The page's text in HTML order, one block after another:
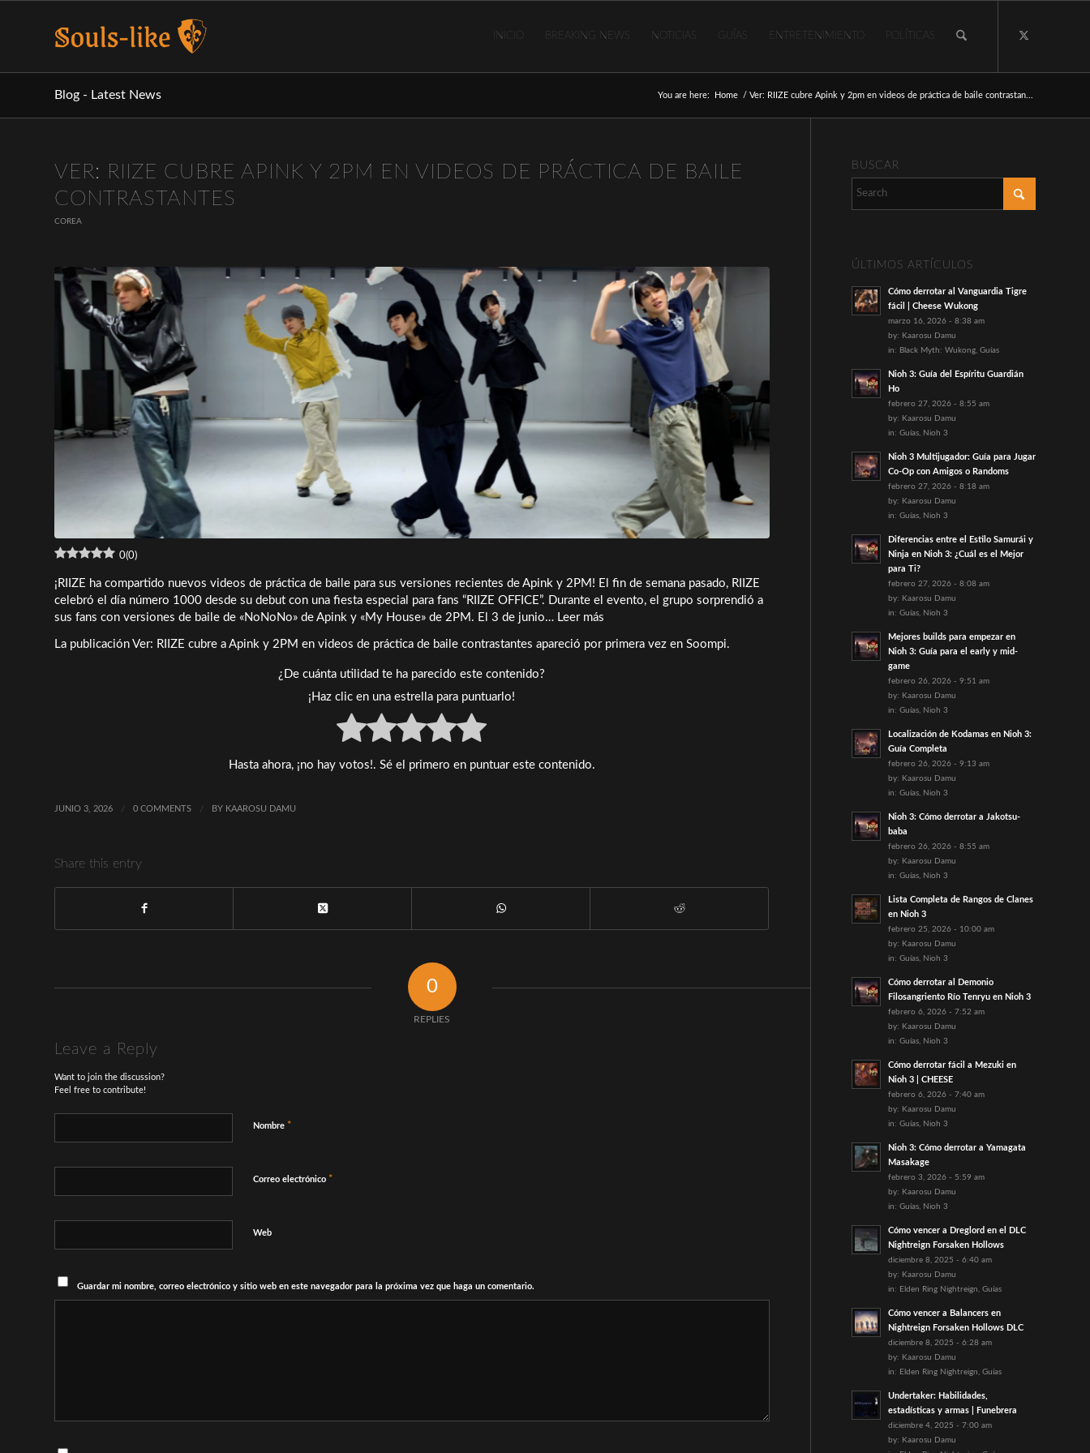
INICIO BREAKING NEWS NOTICIAS GUÍAS ENTRETENIMIENTO POLÍTICAS
Blog - Latest News You are here: Home / Ver: RIIZE cubre Apink y 2pm en videos de práctica de baile contrastan...
VER: RIIZE CUBRE APINK Y 2PM EN VIDEOS DE PRÁCTICA DE BAILE
CONTRASTANTES
COREA
0(0)
¡RIIZE ha compartido nuevos videos de práctica de baile para sus versiones recientes de Apink y 2PM! El fin de semana pasado, RIIZE
celebró el día número 1000 desde su debut con una fiesta especial para fans “RIIZE OFFICE”. Durante el evento, el grupo sorprendió a
sus fans con versiones de baile de «NoNoNo» de Apink y «My House» de 2PM. El 3 de junio… Leer más
cubre
La publicación Ver: RIIZE cubre a Apink y 2PM en videos de práctica de baile contrastantes apareció por primera vez en Soompi.
¿De cuánta utilidad te ha parecido este contenido?
¡Haz clic en una estrella para puntuarlo!
Hasta ahora, ¡no hay votos!. Sé el primero en puntuar este contenido.
JUNIO 3, 2026 / 0 COMMENTS / BY KAAROSU DAMU
Share this entry
0
REPLIES
Leave a Reply
Want to join the discussion?
Feel free to contribute!
Nombre *
Correo electrónico *
Web
Guardar mi nombre, correo electrónico y sitio web en este navegador para la próxima vez que haga un comentario.
BUSCAR
ÚLTIMOS ARTÍCULOS
Cómo derrotar al Vanguardia Tigre
fácil | Cheese Wukong
marzo 16, 2026 - 8:38 am
by: Kaarosu Damu
in: Black Myth: Wukong, Guías
Nioh 3: Guía del Espíritu Guardián
Ho
febrero 27, 2026 - 8:55 am
by: Kaarosu Damu
in: Guías, Nioh 3
Nioh 3 Multijugador: Guía para Jugar
Co-Op con Amigos o Randoms
febrero 27, 2026 - 8:18 am
by: Kaarosu Damu
in: Guías, Nioh 3
Diferencias entre el Estilo Samurái y
Ninja en Nioh 3: ¿Cuál es el Mejor
para Ti?
febrero 27, 2026 - 8:08 am
by: Kaarosu Damu
in: Guías, Nioh 3
Mejores builds para empezar en
Nioh 3: Guía para el early y mid-
game
febrero 26, 2026 - 9:51 am
by: Kaarosu Damu
in: Guías, Nioh 3
Localización de Kodamas en Nioh 3:
Guía Completa
febrero 26, 2026 - 9:13 am
by: Kaarosu Damu
in: Guías, Nioh 3
Nioh 3: Cómo derrotar a Jakotsu-
baba
febrero 26, 2026 - 8:55 am
by: Kaarosu Damu
in: Guías, Nioh 3
Lista Completa de Rangos de Clanes
en Nioh 3
febrero 25, 2026 - 10:00 am
by: Kaarosu Damu
in: Guías, Nioh 3
Cómo derrotar al Demonio
Filosangriento Río Tenryu en Nioh 3
febrero 6, 2026 - 7:52 am
by: Kaarosu Damu
in: Guías, Nioh 3
Cómo derrotar fácil a Mezuki en
Nioh 3 | CHEESE
febrero 6, 2026 - 7:40 am
by: Kaarosu Damu
in: Guías, Nioh 3
Nioh 3: Cómo derrotar a Yamagata
Masakage
febrero 3, 2026 - 5:59 am
by: Kaarosu Damu
in: Guías, Nioh 3
Cómo vencer a Dreglord en el DLC
Nightreign Forsaken Hollows
diciembre 8, 2025 - 6:40 am
by: Kaarosu Damu
in: Elden Ring Nightreign, Guías
Cómo vencer a Balancers en
Nightreign Forsaken Hollows DLC
diciembre 8, 2025 - 6:28 am
by: Kaarosu Damu
in: Elden Ring Nightreign, Guías
Undertaker: Habilidades,
estadísticas y armas | Funebrera
diciembre 4, 2025 - 7:00 am
by: Kaarosu Damu